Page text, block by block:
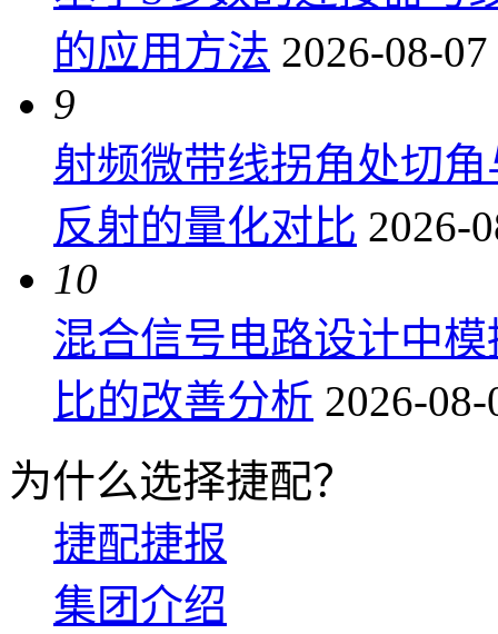
的应用方法 2026-08-
9
射频微带线拐角处切
反射的量化对比 2026-
10
混合信号电路设计中
比的改善分析 2026-
为什么选择捷配？
捷配捷报
集团介绍